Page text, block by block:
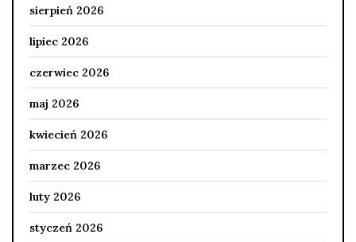
sierpień 2026
lipiec 2026
czerwiec 2026
maj 2026
kwiecień 2026
marzec 2026
luty 2026
styczeń 2026